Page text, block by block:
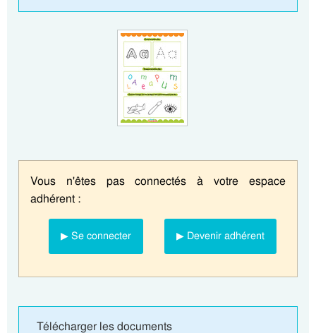
Vous n'êtes pas connectés à votre espace
adhérent :
▶ Se connecter ▶ Devenir adhérent
Télécharger les documents